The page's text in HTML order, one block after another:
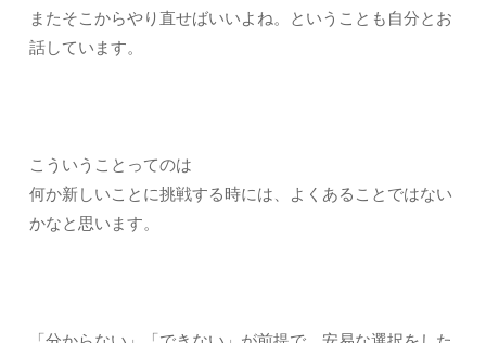
またそこからやり直せばいいよね。ということも自分とお
話しています。
こういうことってのは
何か新しいことに挑戦する時には、よくあることではない
かなと思います。